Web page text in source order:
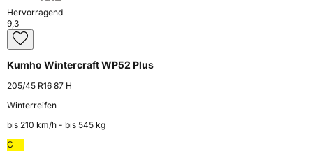
Hervorragend
9,3
Kumho Wintercraft WP52 Plus
205/45 R16 87 H
Winterreifen
bis 210 km⁠/⁠h - bis 545 kg
C